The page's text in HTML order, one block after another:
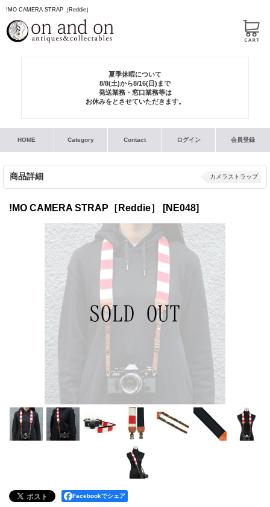
!MO CAMERA STRAP［Reddie］
夏季休暇について
8/8(土)から8/16(日)まで
発送業務・窓口業務等は
お休みをとさせていただきます。
HOME Category Contact ログイン 会員登録
商品詳細 カメラストラップ
!MO CAMERA STRAP［Reddie］ [NE048]
Facebookでシェア